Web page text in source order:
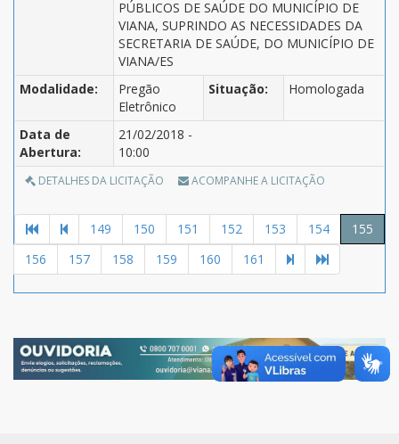
PÚBLICOS DE SAÚDE DO MUNICÍPIO DE
VIANA, SUPRINDO AS NECESSIDADES DA
SECRETARIA DE SAÚDE, DO MUNICÍPIO DE
VIANA/ES
Modalidade:
Pregão
Eletrônico
Situação: Homologada
Data de
Abertura:
21/02/2018 -
10:00
DETALHES DA LICITAÇÃO ACOMPANHE A LICITAÇÃO
149 150 151 152 153 154
155
156
157 158 159 160 161